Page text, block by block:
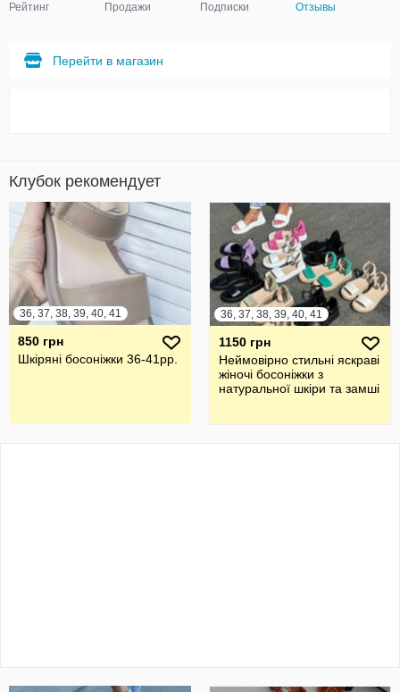
Рейтинг Продажи Подписки Отзывы
Перейти в магазин
Клубок рекомендует
36, 37, 38, 39, 40, 41
850 грн
Шкіряні босоніжки 36-41рр.
36, 37, 38, 39, 40, 41
1150 грн
Неймовірно стильні яскраві
жіночі босоніжки з
натуральної шкіри та замші